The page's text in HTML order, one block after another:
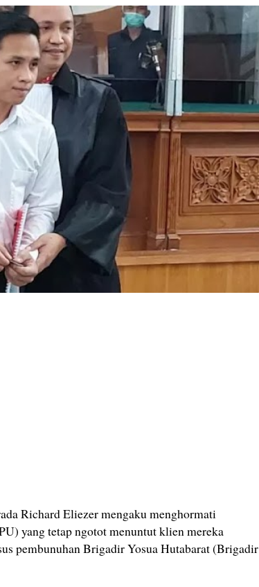
Richard Eliezer mengaku menghormati
yang tetap ngotot menuntut klien mereka
pembunuhan Brigadir Yosua Hutabarat (Brigadir